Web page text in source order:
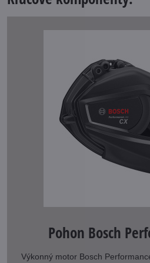
Pohon Bosch
Výkonný motor Bosch